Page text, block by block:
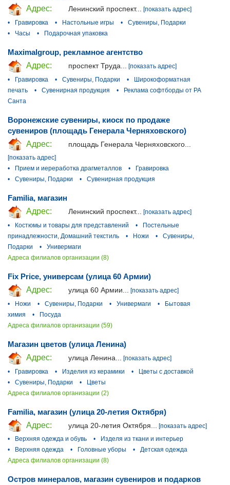
Адрес:
Ленинский проспект...
[показать адрес]
•
Гравировка • Настольные игры •
Сувениры, Подарки
•
Часы • Подарочная упаковка
Maximalgroup, рекламное агентство
Адрес:
проспект Труда...
[показать адрес]
•
Гравировка • Сувениры, Подарки •
Широкоформатная
печать
• Сувенирная продукция •
Реклама софтборды от РА
Санта
Воронежские сувениры, киоск по продаже
сувениров (площадь Генерала Черняховского)
Адрес:
площадь Генерала Черняховского...
[показать адрес]
•
Прием и иереработка драгметаллов •
Гравировка
•
Сувениры, Подарки • Сувенирная продукция
Familia, магазин
Адрес:
Ленинский проспект... [показать адрес]
•
Костюмы и товары для представлений •
Постельные
принадлежности, Домашний текстиль
• Ножи •
Сувениры,
Подарки
•
Универмаги
Адреса филиалов организации (8)
Fix Price, универсам (улица 60 Армии)
Адрес:
улица 60 Армии...
[показать адрес]
•
Ножи • Сувениры, Подарки • Универмаги •
Бытовая
химия
•
Посуда
Адреса филиалов организации (59)
Магазин цветов (улица Ленина)
Адрес:
улица Ленина...
[показать адрес]
•
Гравировка • Изделия из керамики •
Цветы с доставкой
•
Сувениры, Подарки •
Цветы
Адреса филиалов организации (2)
Familia, магазин (улица 20-летия Октября)
Адрес:
улица 20-летия Октября...
[показать адрес]
•
Верхняя одежда и обувь •
Изделя из ткани и интерьер
•
Верхняя одежда • Головные уборы •
Детская одежда
Адреса филиалов организации (8)
Остров минералов, магазин сувениров и подарков